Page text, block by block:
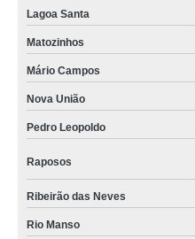
Lagoa Santa
Matozinhos
Mário Campos
Nova União
Pedro Leopoldo
Raposos
Ribeirão das Neves
Rio Manso